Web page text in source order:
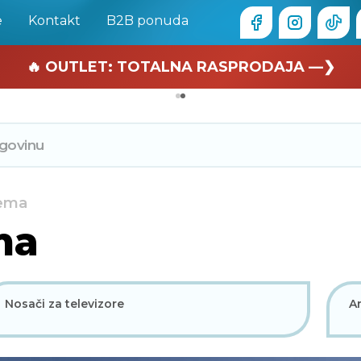
Kontakt B2B ponuda
🏄 Zaslužuješ odmor —❯
🔥 OUTLET: TOTALNA RASPRODAJA —❯
Nosači za televizore